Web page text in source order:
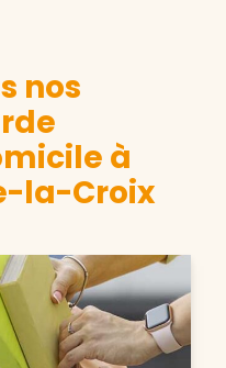
nos
à
la-Croix